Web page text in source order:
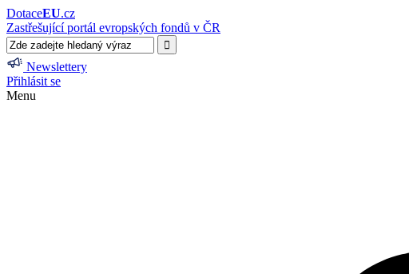
DotaceEU.cz
Zastřešující portál evropských fondů v ČR
Newslettery
Přihlásit se
Menu